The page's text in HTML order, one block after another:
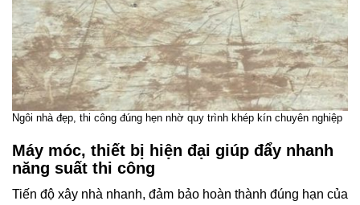
Ngôi nhà đẹp, thi công đúng hẹn nhờ quy trình khép kín chuyên nghiệp
Máy móc, thiết bị hiện đại giúp đẩy nhanh
năng suất thi công
Tiến độ xây nhà nhanh, đảm bảo hoàn thành đúng hạn của